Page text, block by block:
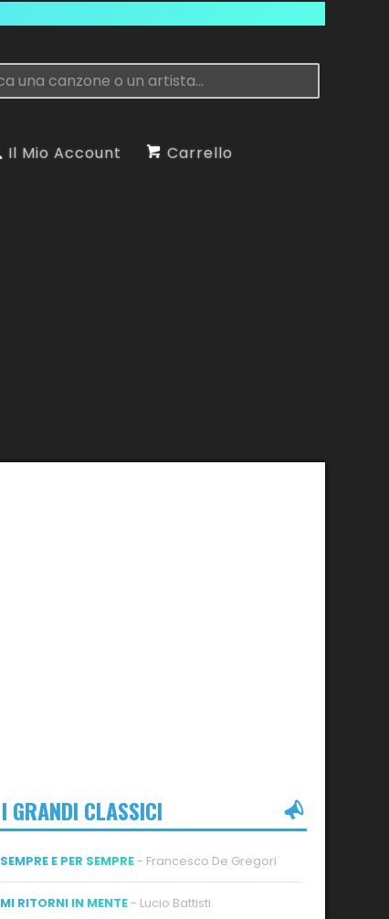
Il Mio Account Carrello
I GRANDI CLASSICI
SEMPRE E PER SEMPRE - Francesco De Gregori
MI RITORNI IN MENTE - Lucio Battisti